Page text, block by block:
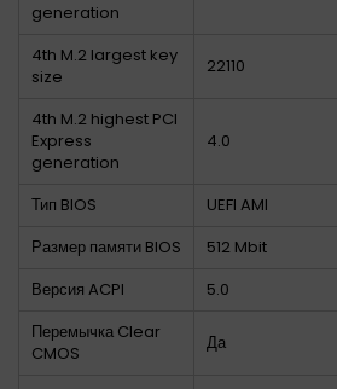
generation
4th M.2 largest key
size
22110
4th M.2 highest PCI
Express
generation
4.0
Тип BIOS
UEFI AMI
Размер памяти BIOS
512 Mbit
Версия ACPI
5.0
Перемычка Clear
CMOS
Да